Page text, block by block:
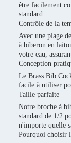
être facilement
standard.
Contrôle de la
Avec une plage
à biberon en
votre eau,
Conception
Le Brass Bib
facile à utiliser
Taille parfaite
Notre broche à
standard de 1/2
n'importe quelle
Pourquoi choisir